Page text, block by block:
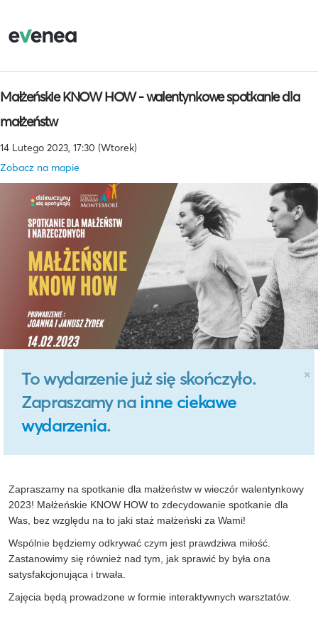
Małżeńskie KNOW HOW - walentynkowe spotkanie dla
małżeństw
14 Lutego 2023, 17:30 (Wtorek)
Zobacz na mapie
×
To wydarzenie już się skończyło.
Zapraszamy na inne ciekawe
wydarzenia.
Zapraszamy na spotkanie dla małżeństw w wieczór walentynkowy
2023! Małżeńskie KNOW HOW to zdecydowanie spotkanie dla
Was, bez względu na to jaki staż małżeński za Wami!
Wspólnie będziemy odkrywać czym jest prawdziwa miłość.
Zastanowimy się również nad tym, jak sprawić by była ona
satysfakcjonująca i trwała.
Zajęcia będą prowadzone w formie interaktywnych warsztatów.